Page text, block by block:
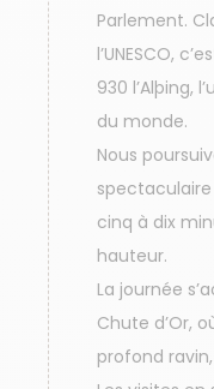
Parlement.
l’UNESCO,
930 l’Alþing,
du monde.
Nous
cinq à dix
hauteur.
La journée
Chute d’Or,
profond